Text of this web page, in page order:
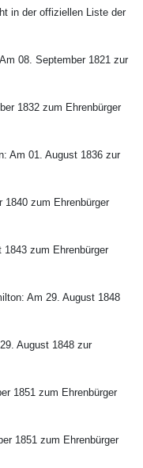
in der offiziellen Liste der
08. September 1821 zur
1832 zum Ehrenbürger
Am 01. August 1836 zur
1840 zum Ehrenbürger
zum Ehrenbürger
Am 29. August 1848
August 1848 zur
1851 zum Ehrenbürger
1851 zum Ehrenbürger